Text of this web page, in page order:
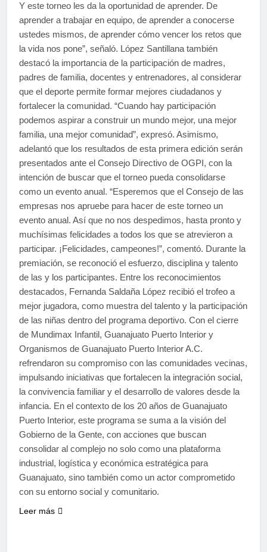
Y este torneo les da la oportunidad de aprender. De
aprender a trabajar en equipo, de aprender a conocerse
ustedes mismos, de aprender cómo vencer los retos que
la vida nos pone”, señaló. López Santillana también
destacó la importancia de la participación de madres,
padres de familia, docentes y entrenadores, al considerar
que el deporte permite formar mejores ciudadanos y
fortalecer la comunidad. “Cuando hay participación
podemos aspirar a construir un mundo mejor, una mejor
familia, una mejor comunidad”, expresó. Asimismo,
adelantó que los resultados de esta primera edición serán
presentados ante el Consejo Directivo de OGPI, con la
intención de buscar que el torneo pueda consolidarse
como un evento anual. “Esperemos que el Consejo de las
empresas nos apruebe para hacer de este torneo un
evento anual. Así que no nos despedimos, hasta pronto y
muchísimas felicidades a todos los que se atrevieron a
participar. ¡Felicidades, campeones!”, comentó. Durante la
premiación, se reconoció el esfuerzo, disciplina y talento
de las y los participantes. Entre los reconocimientos
destacados, Fernanda Saldaña López recibió el trofeo a
mejor jugadora, como muestra del talento y la participación
de las niñas dentro del programa deportivo. Con el cierre
de Mundimax Infantil, Guanajuato Puerto Interior y
Organismos de Guanajuato Puerto Interior A.C.
refrendaron su compromiso con las comunidades vecinas,
impulsando iniciativas que fortalecen la integración social,
la convivencia familiar y el desarrollo de valores desde la
infancia. En el contexto de los 20 años de Guanajuato
Puerto Interior, este programa se suma a la visión del
Gobierno de la Gente, con acciones que buscan
consolidar al complejo no solo como una plataforma
industrial, logística y económica estratégica para
Guanajuato, sino también como un actor comprometido
con su entorno social y comunitario.
Leer más